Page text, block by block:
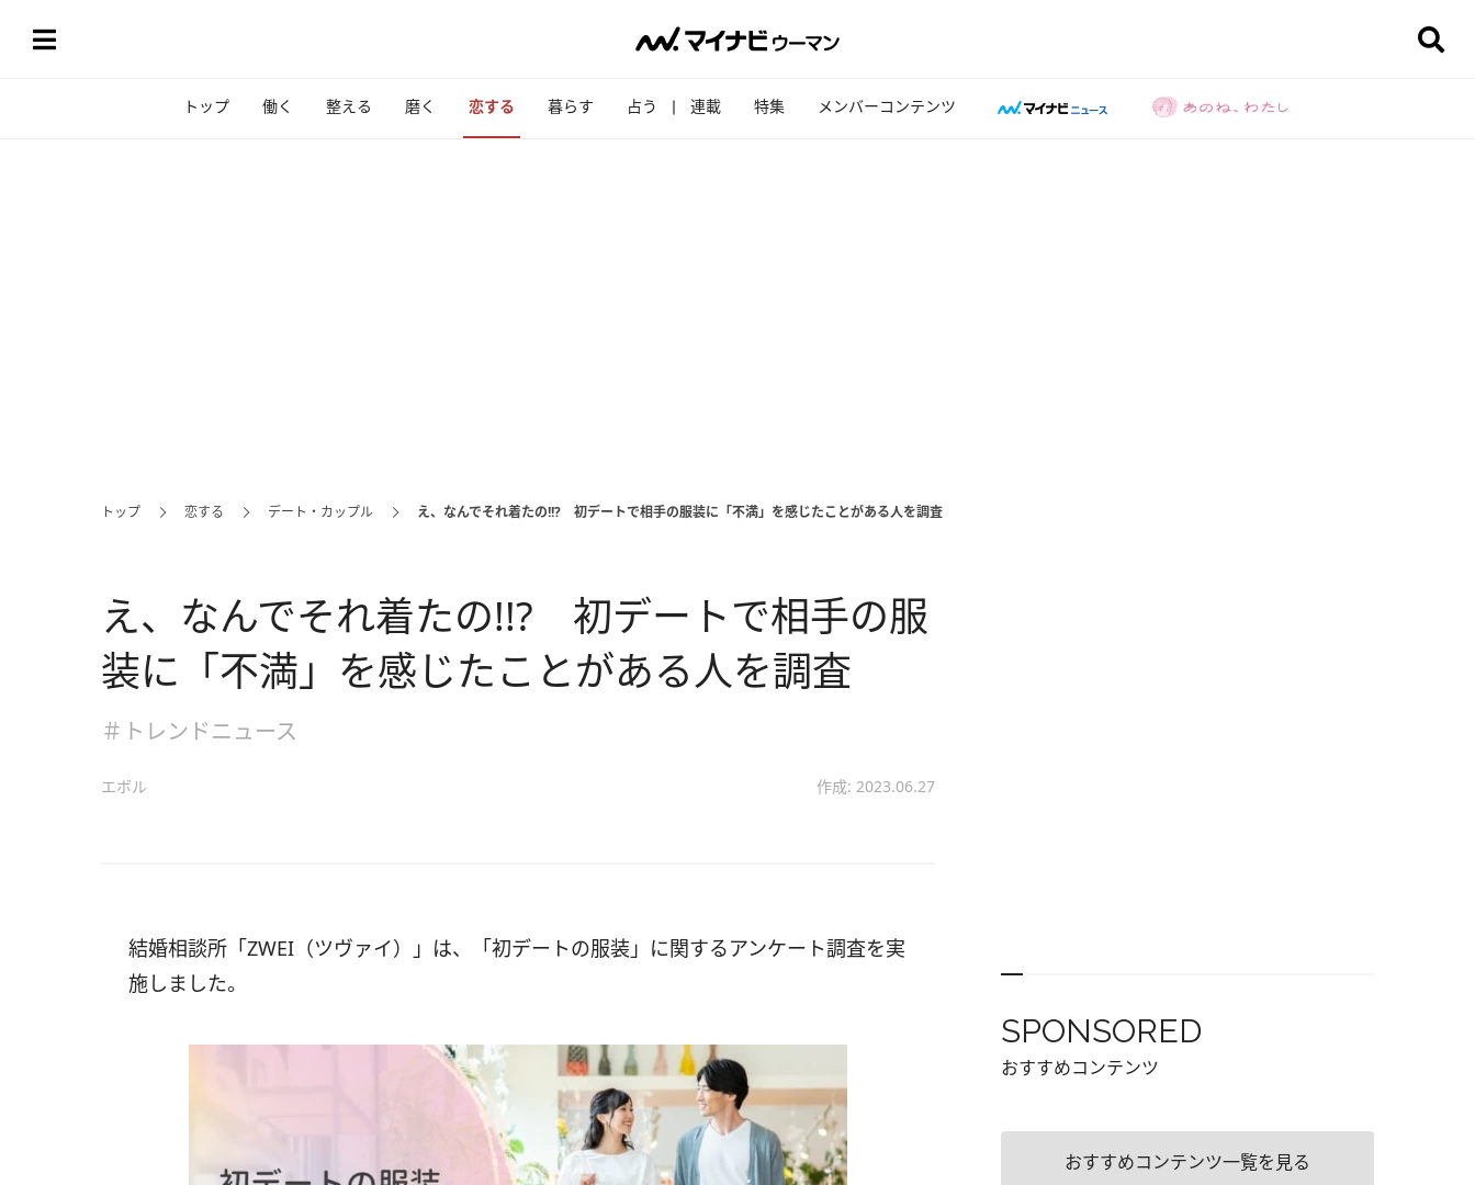
トップ 働く 整える 磨く 恋する 暮らす 占う 連載 特集 メンバーコンテンツ
トップ 恋する デート・カップル え、なんでそれ着たの!!? 初デートで相手の服装に「不満」を感じたことがある人を調査
え、なんでそれ着たの!!? 初デートで相手の服
装に「不満」を感じたことがある人を調査
＃トレンドニュース
エボル 作成: 2023.06.27
結婚相談所「ZWEI（ツヴァイ）」は、「初デートの服装」に関するアンケート調査を実
施しました。
SPONSORED
おすすめコンテンツ
おすすめコンテンツ一覧を見る